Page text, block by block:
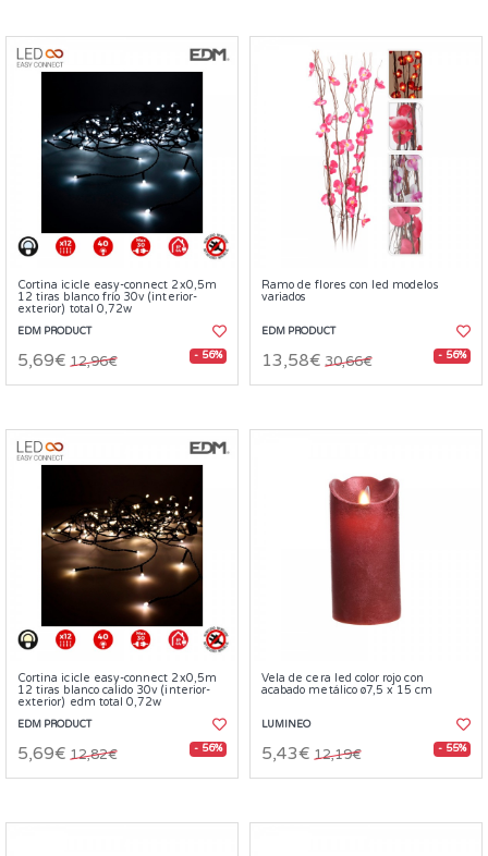
Cortina icicle easy-connect 2x0,5m
12 tiras blanco frío 30v (interior-
exterior) total 0,72w
EDM PRODUCT
5,69€ 12,96€ - 56%
Ramo de flores con led modelos
variados
EDM PRODUCT
13,58€ 30,66€ - 56%
Cortina icicle easy-connect 2x0,5m
12 tiras blanco calido 30v (interior-
exterior) edm total 0,72w
EDM PRODUCT
5,69€ 12,82€ - 56%
Vela de cera led color rojo con
acabado metálico ø7,5 x 15 cm
LUMINEO
5,43€ 12,19€ - 55%